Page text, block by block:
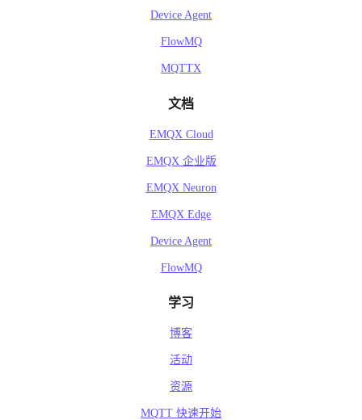
Device Agent
FlowMQ
MQTTX
文档
EMQX Cloud
EMQX 企业版
EMQX Neuron
EMQX Edge
Device Agent
FlowMQ
学习
博客
活动
资源
MQTT 快速开始